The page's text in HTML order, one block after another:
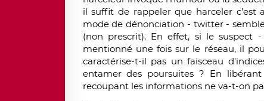
il suffit de rappeler que harceler c’est
mode de dénonciation - twitter -
(non prescrit). En effet, si le suspect
mentionné une fois sur le réseau, il
caractérise-t-il pas un faisceau
entamer des poursuites ? En
recoupant les informations ne va-t-on